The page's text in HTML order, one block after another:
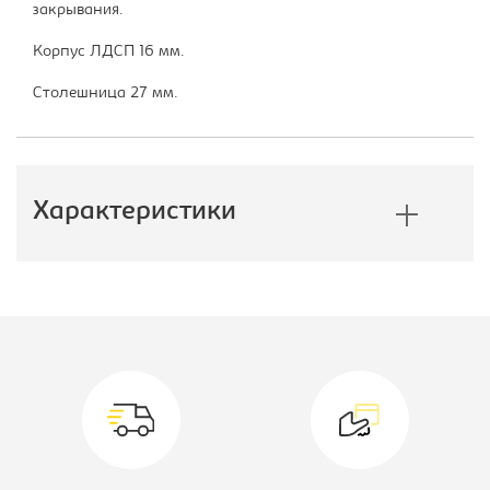
закрывания.
Корпус ЛДСП 16 мм.
Столешница 27 мм.
Характеристики
Ширина, мм: 1000